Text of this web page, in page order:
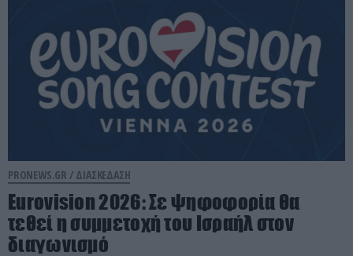
PRONEWS.GR / ΔΙΑΣΚΕΔΑΣΗ
Eurovision 2026: Σε ψηφοφορία θα
τεθεί η συμμετοχή του Ισραήλ στον
διαγωνισμό